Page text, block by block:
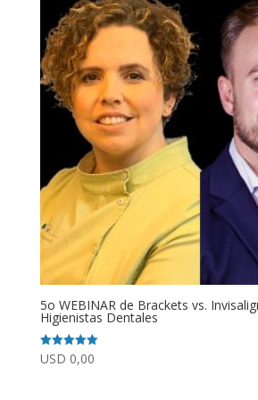
5o WEBINAR de Brackets vs.
Higienistas Dentales
Valorado
con
USD 0,00